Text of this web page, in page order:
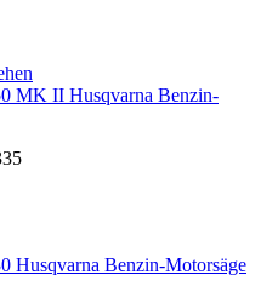
Husqvarna Benzin-
Husqvarna Benzin-Motorsäge